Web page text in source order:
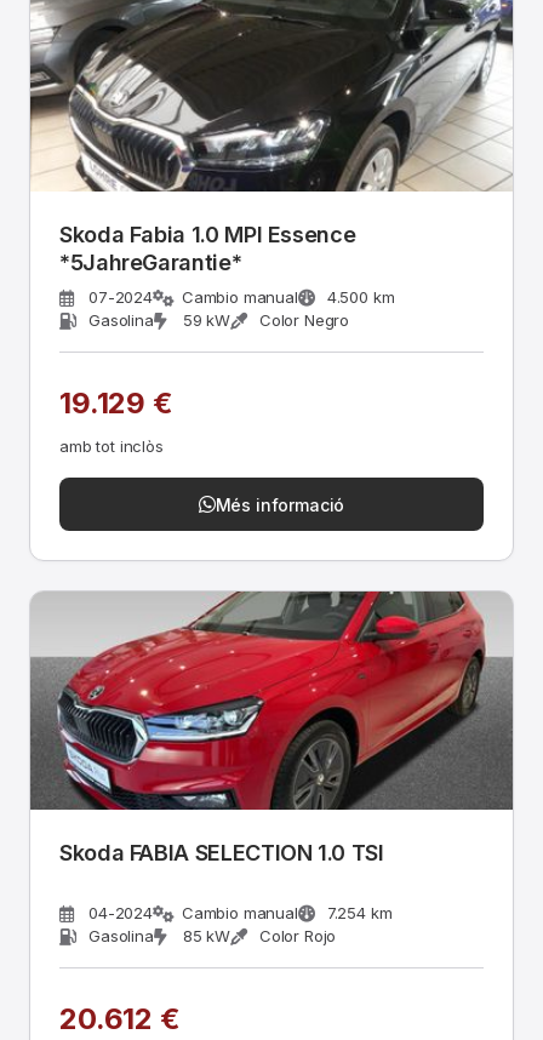
Skoda Fabia 1.0 MPI Essence
*5JahreGarantie*
07-2024 Cambio manual
4.500 km
Gasolina
59 kW Color Negro
19.129 €
amb tot inclòs
Més informació
Skoda FABIA SELECTION 1.0 TSI
04-2024 Cambio manual
7.254 km
Gasolina
85 kW Color Rojo
20.612 €